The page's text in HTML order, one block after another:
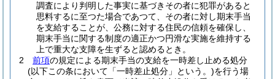
調査により判明した事実に基づきその者に犯罪があると
思料するに至つた場合であつて、その者に対し期末手当
を支給することが、公務に対する住民の信頼を確保し、
期末手当に関する制度の適正かつ円滑な実施を維持する
上で重大な支障を生ずると認めるとき。
2
前項の規定による期末手当の支給を一時差し止める処分
(以下この条において「一時差止処分」という。)を行う場